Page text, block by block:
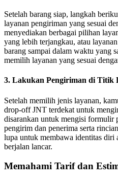
Setelah barang siap, langkah
layanan pengiriman yang sesuai
menyediakan berbagai pilihan
yang lebih terjangkau, atau layanan
barang sampai dalam waktu yang
memilih layanan yang sesuai
3. Lakukan Pengiriman di Titik
Setelah memilih jenis layanan,
drop-off JNT terdekat untuk
disarankan untuk mengisi formulir
pengirim dan penerima serta
lupa untuk membawa identitas diri
berjalan lancar.
Memahami Tarif dan